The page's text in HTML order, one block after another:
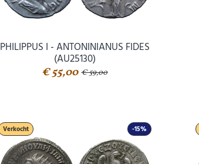
Abonneer u op
Schrijf u in voor onze gratis
overzicht van de nieuwste
U kunt zich op elk moment weer
Uw gegevens worden niet
Niet meer
PHILIPPUS I - ANTONINIANUS FIDES
(AU25130)
€ 55,00 € 59,00
-15%
Verkocht